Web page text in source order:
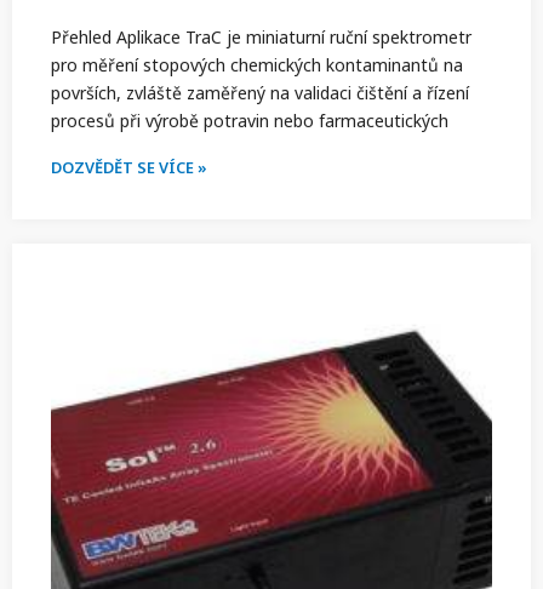
Přehled Aplikace TraC je miniaturní ruční spektrometr
pro měření stopových chemických kontaminantů na
površích, zvláště zaměřený na validaci čištění a řízení
procesů při výrobě potravin nebo farmaceutických
DOZVĚDĚT SE VÍCE »